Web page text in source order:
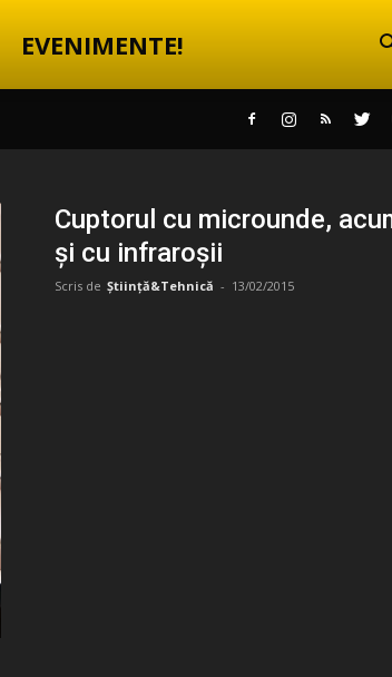
EVENIMENTE!
Cuptorul cu microunde,
și cu infraroșii
Scris de Știință&Tehnică - 13/02/2015